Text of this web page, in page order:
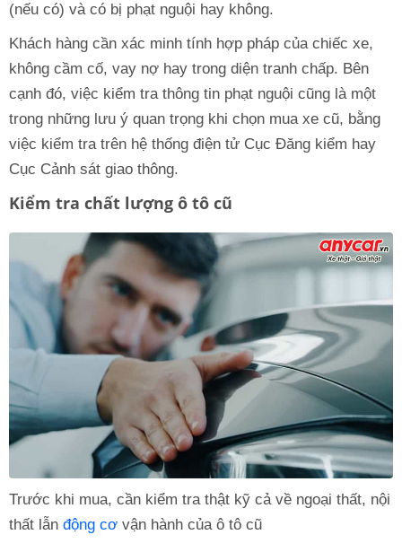
(nếu có) và có bị phạt nguội hay không.
Khách hàng cần xác minh tính hợp pháp của chiếc xe,
không cầm cố, vay nợ hay trong diện tranh chấp. Bên
cạnh đó, việc kiểm tra thông tin phạt nguội cũng là một
trong những lưu ý quan trọng khi chọn mua xe cũ, bằng
việc kiểm tra trên hệ thống điện tử Cục Đăng kiểm hay
Cục Cảnh sát giao thông.
Kiểm tra chất lượng ô tô cũ
Trước khi mua, cần kiểm tra thật kỹ cả về ngoại thất, nội
thất lẫn động cơ vận hành của ô tô cũ